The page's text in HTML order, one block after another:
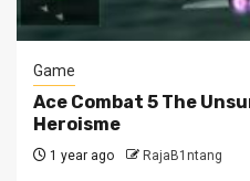
Game
Ace Combat 5 The
Heroisme
1 year ago RajaB1ntang